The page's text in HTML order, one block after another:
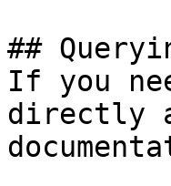
##
If you
directly